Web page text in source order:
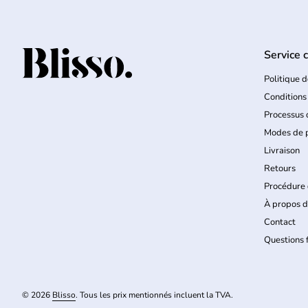
Accueil Service
Politique
Processus
Modes de
Livraison
Retours
À propos
Contact
Questions
© 2026 Blisso. Tous les prix mentionnés incluent la TVA.